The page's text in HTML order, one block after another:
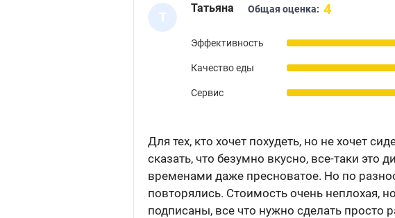
Т
Татьяна Общая оценка: 4
Эффективность
Качество еды
Сервис
Для тех, кто хочет похудеть, но не хочет
сказать, что безумно вкусно, все-таки это
временами даже пресноватое. Но по
повторялись. Стоимость очень неплохая,
подписаны, все что нужно сделать просто